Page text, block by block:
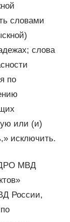
словами
слова
по
или (и)
исключить.
ДРО МВД
России,